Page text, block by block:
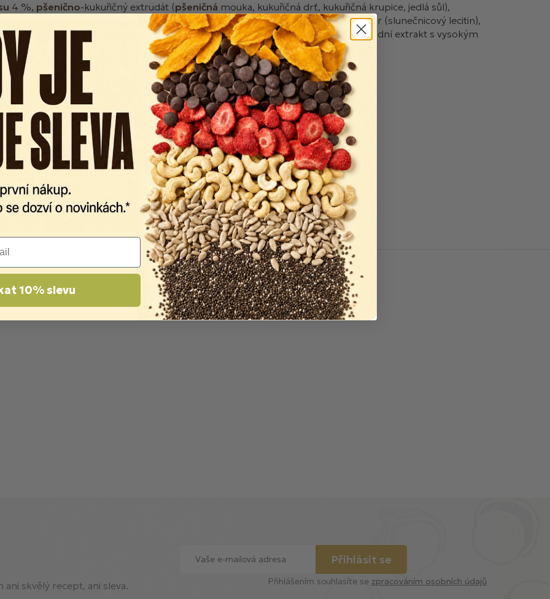
4 %, pšenično-kukuřičný extrudát (pšeničná mouka, kukuřičná drť, kukuřičná krupice, jedlá sůl),
čekanky, kakaové máslo, kakaový prášek se sníženým obsahem tuku, emulgátor (slunečnicový lecitin),
kokos2 %, přírodní kokosovéaroma, antioxidanty (askorbylpalmitát, přírodní extrakt s vysokým
a ořechy.
ani skvělý recept, ani sleva.
Přihlásit se
Přihlášením souhlasíte se zpracováním osobních údajů
10% slevu